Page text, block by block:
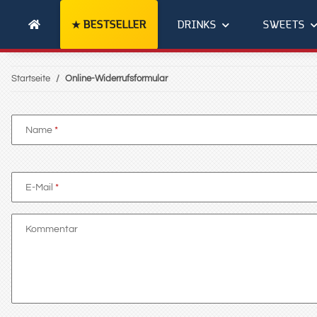
BESTSELLER DRINKS SWEETS
Startseite Online-Widerrufsformular
Name
E-Mail
Kommentar